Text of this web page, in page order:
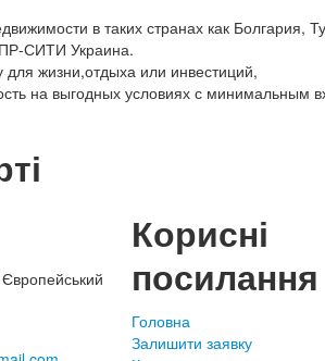
в таких странах как Болгария,
СИТИ Украина.
жизни,отдыха или инвестиций,
на выгодных условиях с минимальным
Корисні
посилання
Головна
Залишити заявку